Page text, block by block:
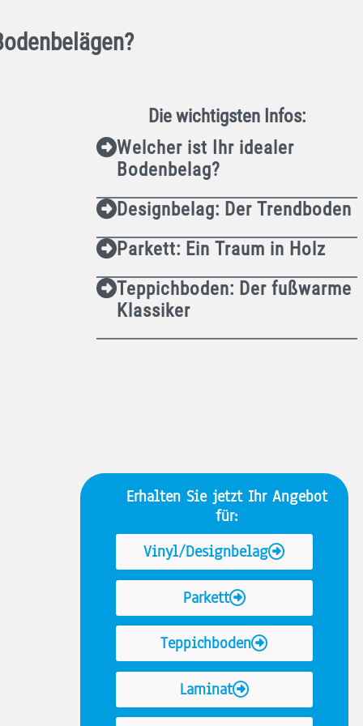
Die wichtigsten Infos:
Welcher ist Ihr idealer
Bodenbelag?
Designbelag: Der Trendboden
Parkett: Ein Traum in Holz
Teppichboden: Der fußwarme
Klassiker
Erhalten Sie jetzt Ihr Angebot
für:
Vinyl/Designbelag
Parkett
Teppichboden
Laminat